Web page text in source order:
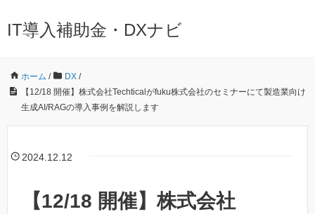
IT導入補助金・DXナビ
ホーム / DX /
【12/18 開催】株式会社Techticalがfuku株式会社のセミナーにて製造業向け
生成AI/RAGの導入事例を解説します
2024.12.12
【12/18 開催】株式会社